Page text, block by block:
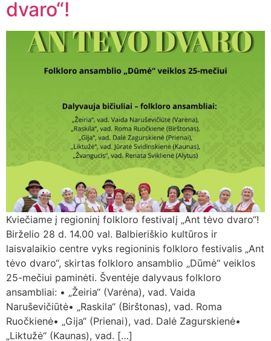
dvaro“!
Kviečiame į regioninį folkloro festivalį „Ant tėvo dvaro“!
Birželio 28 d. 14.00 val. Balbieriškio kultūros ir
laisvalaikio centre vyks regioninis folkloro festivalis „Ant
tėvo dvaro“, skirtas folkloro ansamblio „Dūmė“ veiklos
25-mečiui paminėti. Šventėje dalyvaus folkloro
ansambliai: • „Žeiria“ (Varėna), vad. Vaida
Naruševičiūtė• „Raskila“ (Birštonas), vad. Roma
Ruočkienė• „Gija“ (Prienai), vad. Dalė Zagurskienė•
„Liktužė“ (Kaunas), vad. […]